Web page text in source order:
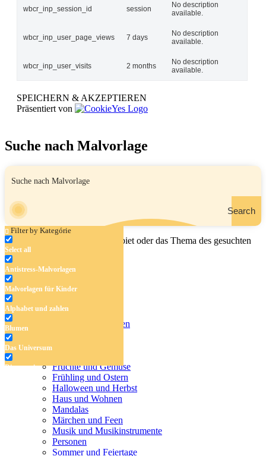
wbcr_inp_session_id session
No description
available.
wbcr_inp_user_page_views 7 days
No description
available.
wbcr_inp_user_visits 2 months
No description
available.
SPEICHERN & AKZEPTIEREN
Präsentiert von
Suche nach Malvorlage
Search
Filter by Kategórie
Select all
Antistress-Malvorlagen
Malvorlagen für Kinder
Alphabet und zahlen
Blumen
Das Universum
Dinosaurier
Früchte und Gemüse
Frühling und Ostern
Halloween und Herbst
Haus und Wohnen
Geben Sie den Namen, das Gebiet oder das Thema des gesuchten
Malbuchs ein.
Malvorlagen für Kinder
Alphabet und zahlen
Früchte und Gemüse
Frühling und Ostern
Halloween und Herbst
Haus und Wohnen
Mandalas
Märchen und Feen
Musik und Musikinstrumente
Personen
Sommer und Feiertage